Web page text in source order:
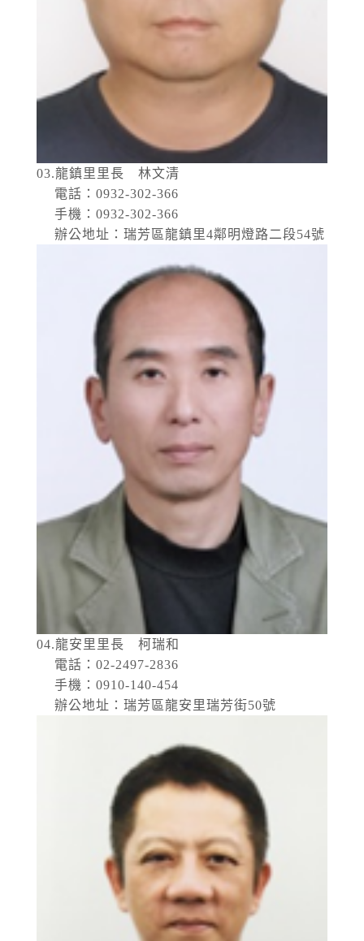
03.龍鎮里里長 林文清
電話：0932-302-366
手機：0932-302-366
辦公地址：瑞芳區龍鎮里4鄰明燈路二段54號
04.龍安里里長 柯瑞和
電話：02-2497-2836
手機：0910-140-454
辦公地址：瑞芳區龍安里瑞芳街50號